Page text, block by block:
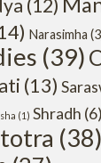
(12)
Narasimha
(39)
(13)
(1) Shradh (6)
(38)